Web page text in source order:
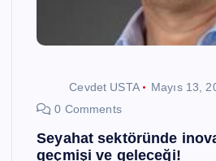
Cevdet USTA
Mayıs 13,
0 Comments
Seyahat sektöründe
geçmişi ve geleceği!